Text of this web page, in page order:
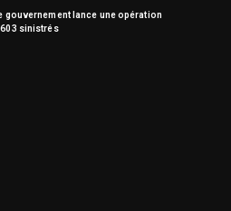
gouvernement lance une opération
sinistrés